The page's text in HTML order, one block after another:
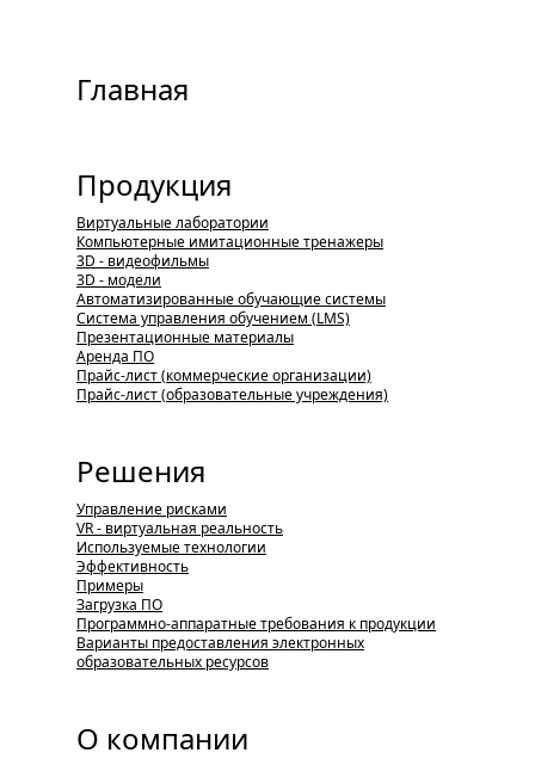
Главная
Продукция
Виртуальные лаборатории
Компьютерные имитационные тренажеры
3D - видеофильмы
3D - модели
Автоматизированные обучающие системы
Система управления обучением (LMS)
Презентационные материалы
Аренда ПО
Прайс-лист (коммерческие организации)
Прайс-лист (образовательные учреждения)
Решения
Управление рисками
VR - виртуальная реальность
Используемые технологии
Эффективность
Примеры
Загрузка ПО
Программно-аппаратные требования к продукции
Варианты предоставления электронных
образовательных ресурсов
О компании